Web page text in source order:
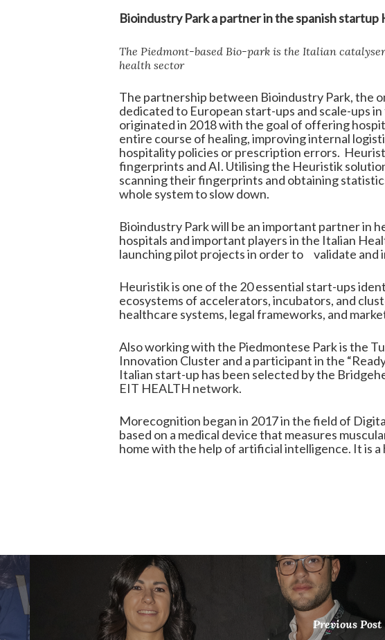
Bioindustry Park a partner in the spanish startup
The Piedmont-based Bio-park is the Italian
health sector
The partnership between Bioindustry Park, the
dedicated to European start-ups and scale-ups
originated in 2018 with the goal of offering
entire course of healing, improving internal
hospitality policies or prescription errors.
fingerprints and AI. Utilising the Heuristik
scanning their fingerprints and obtaining
whole system to slow down.
Bioindustry Park will be an important partner in
hospitals and important players in the Italian
launching pilot projects in order to validate and
Heuristik is one of the 20 essential start-ups
ecosystems of accelerators, incubators, and
healthcare systems, legal frameworks, and
Also working with the Piedmontese Park is the
Innovation Cluster and a participant in the
Italian start-up has been selected by the
EIT HEALTH network.
Morecognition began in 2017 in the field of
based on a medical device that measures
home with the help of artificial intelligence. It is
Previous Post